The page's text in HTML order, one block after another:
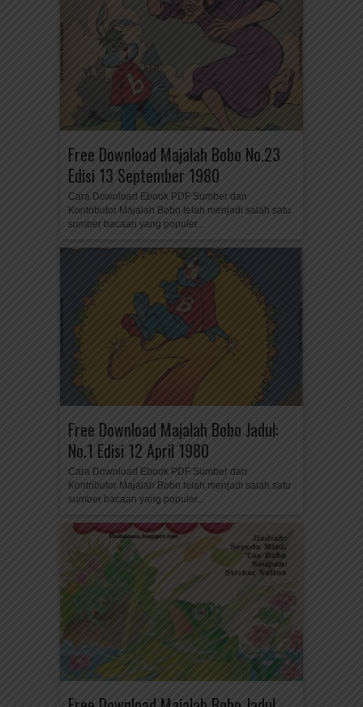
Free Download Majalah Bobo No.23
Edisi 13 September 1980
Cara Download Ebook PDF Sumber dan
Kontributor Majalah Bobo telah menjadi salah satu
sumber bacaan yang populer...
Free Download Majalah Bobo Jadul:
No.1 Edisi 12 April 1980
Cara Download Ebook PDF Sumber dan
Kontributor Majalah Bobo telah menjadi salah satu
sumber bacaan yang populer...